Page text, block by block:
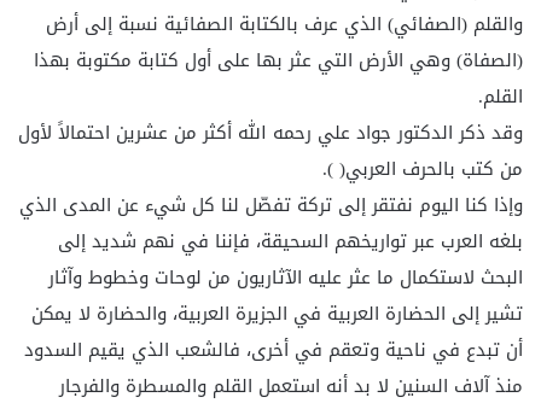
والقلم (الصفائي) الذي عرف بالكتابة الصفائية نسبة إلى أرض
(الصفاة) وهي الأرض التي عثر بها على أول كتابة مكتوبة بهذا
القلم.
وقد ذكر الدكتور جواد علي رحمه الله أكثر من عشرين احتمالاً لأول
من كتب بالحرف العربي( ).
وإذا كنا اليوم نفتقر إلى تركة تفصّل لنا كل شيء عن المدى الذي
بلغه العرب عبر تواريخهم السحيقة، فإننا في نهم شديد إلى
البحث لاستكمال ما عثر عليه الآثاريون من لوحات وخطوط وآثار
تشير إلى الحضارة العربية في الجزيرة العربية، والحضارة لا يمكن
أن تبدع في ناحية وتعقم في أخرى، فالشعب الذي يقيم السدود
منذ آلاف السنين لا بد أنه استعمل القلم والمسطرة والفرجار